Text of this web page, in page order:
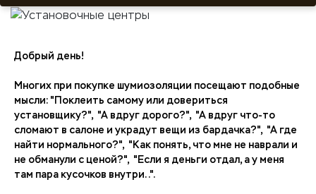
Добрый день!
Многих при покупке шумиозоляции посещают подобные
мысли: "Поклеить самому или довериться
установщику?", "А вдруг дорого?", "А вдруг что-то
сломают в салоне и украдут вещи из бардачка?", "А где
найти нормального?", "Как понять, что мне не наврали и
не обманули с ценой?", "Если я деньги отдал, а у меня
там пара кусочков внутри..".